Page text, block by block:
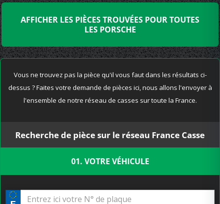
AFFICHER LES PIÈCES TROUVÉES POUR TOUTES
LES PORSCHE
Vous ne trouvez pas la pièce qu'il vous faut dans les résultats ci-
dessus ? Faites votre demande de pièces ici, nous allons l'envoyer à
l'ensemble de notre réseau de casses sur toute la France.
Recherche de pièce sur le réseau France Casse
01. VOTRE VÉHICULE